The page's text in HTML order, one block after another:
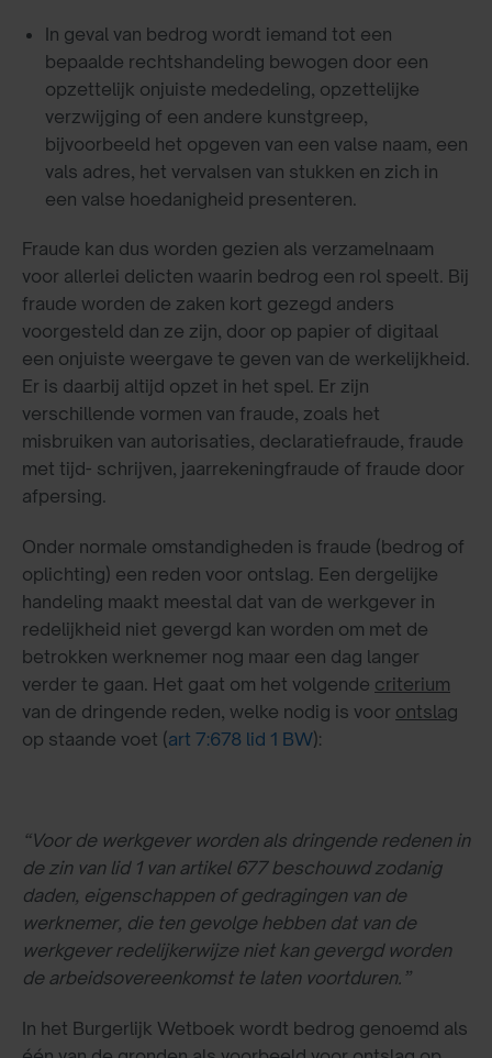
In geval van bedrog wordt iemand tot een
bepaalde rechtshandeling bewogen door een
opzettelijk onjuiste mededeling, opzettelijke
verzwijging of een andere kunstgreep,
bijvoorbeeld het opgeven van een valse naam, een
vals adres, het vervalsen van stukken en zich in
een valse hoedanigheid presenteren.
Fraude kan dus worden gezien als verzamelnaam
voor allerlei delicten waarin bedrog een rol speelt. Bij
fraude worden de zaken kort gezegd anders
voorgesteld dan ze zijn, door op papier of digitaal
een onjuiste weergave te geven van de werkelijkheid.
Er is daarbij altijd opzet in het spel. Er zijn
verschillende vormen van fraude, zoals het
misbruiken van autorisaties, declaratiefraude, fraude
met tijd- schrijven, jaarrekeningfraude of fraude door
afpersing.
Onder normale omstandigheden is fraude (bedrog of
oplichting) een reden voor ontslag. Een dergelijke
handeling maakt meestal dat van de werkgever in
redelijkheid niet gevergd kan worden om met de
betrokken werknemer nog maar een dag langer
verder te gaan. Het gaat om het volgende criterium
van de dringende reden, welke nodig is voor ontslag
op staande voet (art 7:678 lid 1 BW):
“Voor de werkgever worden als dringende redenen in
de zin van lid 1 van artikel 677 beschouwd zodanig
daden, eigenschappen of gedragingen van de
werknemer, die ten gevolge hebben dat van de
werkgever redelijkerwijze niet kan gevergd worden
de arbeidsovereenkomst te laten voortduren.”
In het Burgerlijk Wetboek wordt bedrog genoemd als